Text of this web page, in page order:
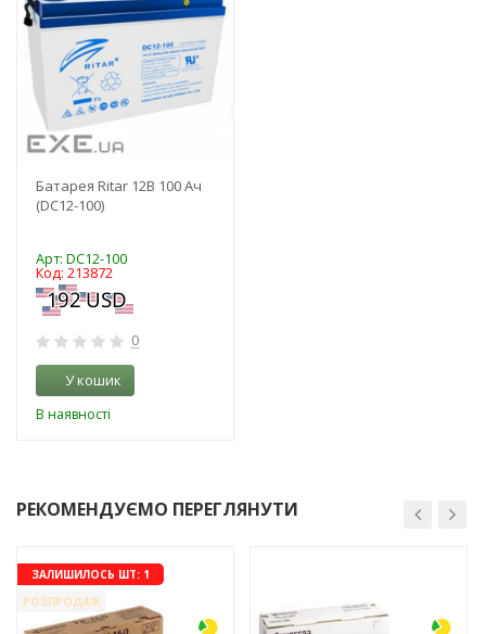
Батарея Ritar 12В 100 Ач
(DC12-100)
Арт: DC12-100
Код: 213872
0
У кошик
В наявності
РЕКОМЕНДУЄМО ПЕРЕГЛЯНУТИ
ЗАЛИШИЛОСЬ ШТ: 1
РОЗПРОДАЖ